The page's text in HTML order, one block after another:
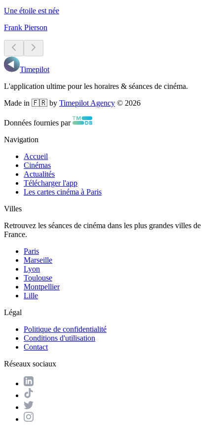
Une étoile est née
Frank Pierson
Timepilot
L'application ultime pour les horaires & séances de cinéma.
Made in 🇫🇷 by Timepilot Agency © 2026
Données fournies par
Navigation
Accueil
Cinémas
Actualités
Télécharger l'app
Les cartes cinéma à Paris
Villes
Retrouvez les séances de cinéma dans les plus grandes villes de
France.
Paris
Marseille
Lyon
Toulouse
Montpellier
Lille
Légal
Politique de confidentialité
Conditions d'utilisation
Contact
Réseaux sociaux